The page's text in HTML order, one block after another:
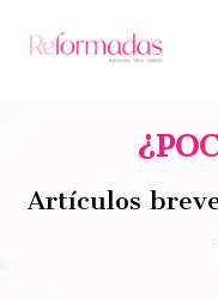
Artículos